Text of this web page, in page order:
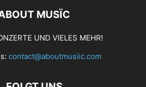
MUSÏC
UND VIELES MEHR!
contact@aboutmusiic.com